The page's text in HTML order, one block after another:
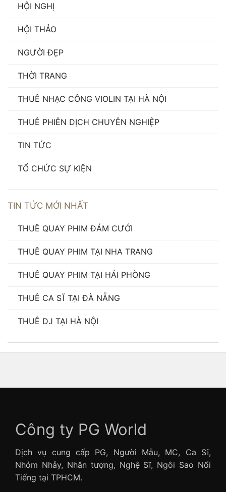
HỘI NGHỊ
HỘI THẢO
NGƯỜI ĐẸP
THỜI TRANG
THUÊ NHẠC CÔNG VIOLIN TẠI HÀ NỘI
THUÊ PHIÊN DỊCH CHUYÊN NGHIỆP
TIN TỨC
TỔ CHỨC SỰ KIỆN
TIN TỨC MỚI NHẤT
THUÊ QUAY PHIM ĐÁM CƯỚI
THUÊ QUAY PHIM TẠI NHA TRANG
THUÊ QUAY PHIM TẠI HẢI PHÒNG
THUÊ CA SĨ TẠI ĐÀ NẴNG
THUÊ DJ TẠI HÀ NỘI
Công ty PG World
Dịch vụ cung cấp PG, Người Mẫu, MC, Ca Sĩ,
Nhóm Nhảy, Nhân tượng, Nghệ Sĩ, Ngôi Sao Nổi
Tiếng tại TPHCM.